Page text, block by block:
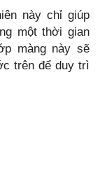
này chỉ giúp
một thời gian
màng này sẽ
trên để duy trì